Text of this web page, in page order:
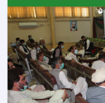
Al
Taqwa
Institute
of
Higher
Education.